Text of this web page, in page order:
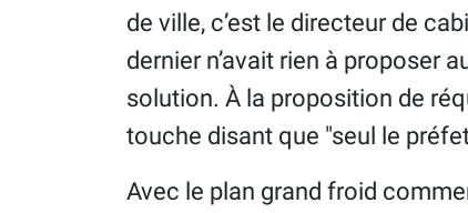
de ville, c’est le directeur de
dernier n’avait rien à proposer
solution. À la proposition de
touche disant que "seul le
Avec le plan grand froid